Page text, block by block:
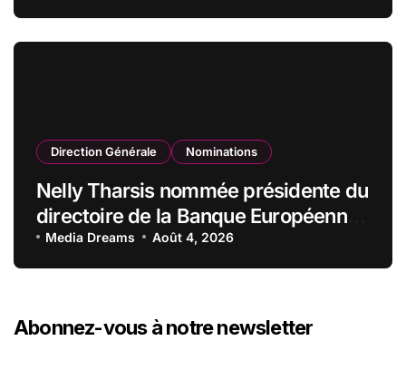
Direction Générale Nominations
Nelly Tharsis nommée présidente du
directoire de la Banque Européenne
du Crédit Mutuel
Media Dreams Août 4, 2026
Abonnez-vous à notre newsletter